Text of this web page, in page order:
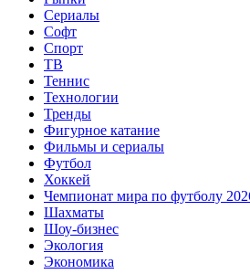
Сериалы
Софт
Спорт
ТВ
Теннис
Технологии
Тренды
Фигурное катание
Фильмы и сериалы
Футбол
Хоккей
Чемпионат мира по футболу
Шахматы
Шоу-бизнес
Экология
Экономика